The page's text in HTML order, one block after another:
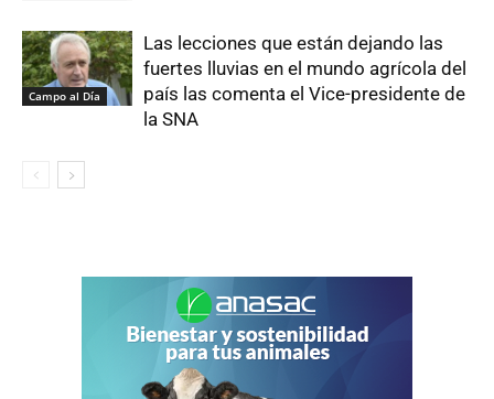
Campo al Día
Las lecciones que están dejando las
fuertes lluvias en el mundo agrícola del
país las comenta el Vice-presidente de
la SNA